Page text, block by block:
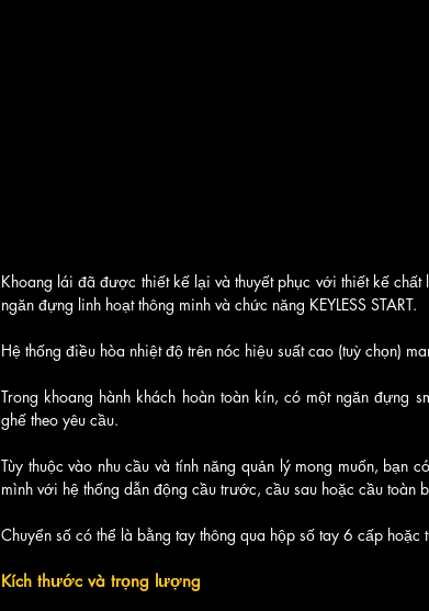
Khoang lái đã được thiết kế lại và thuyết phục với thiết kế
ngăn đựng linh hoạt thông minh và chức năng KEYLESS START.
Hệ thống điều hòa nhiệt độ trên nóc hiệu suất cao (tuỳ chọn)
Trong khoang hành khách hoàn toàn kín, có một ngăn đựng
ghế theo yêu cầu.
Tùy thuộc vào nhu cầu và tính năng quản lý mong muốn, bạn
mình với hệ thống dẫn động cầu trước, cầu sau hoặc cầu toàn
Chuyển số có thể là bằng tay thông qua hộp số tay 6 cấp hoặc
Kích thước và trọng lượng